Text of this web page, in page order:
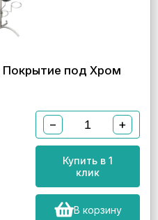
под Хром
− +
Купить в 1
клик
В корзину